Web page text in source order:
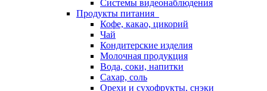
Системы видеонаблюдения
Продукты питания
Кофе, какао, цикорий
Чай
Кондитерские изделия
Молочная продукция
Вода, соки, напитки
Сахар, соль
Орехи и сухофрукты, снэки